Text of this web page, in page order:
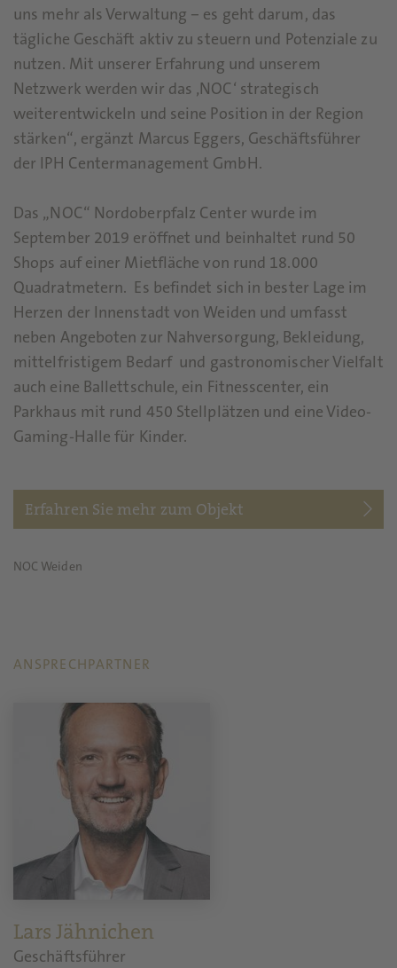
uns mehr als Verwaltung – es geht darum, das
tägliche Geschäft aktiv zu steuern und Potenziale zu
nutzen. Mit unserer Erfahrung und unserem
Netzwerk werden wir das ‚NOC‘ strategisch
weiterentwickeln und seine Position in der Region
stärken“, ergänzt Marcus Eggers, Geschäftsführer
der IPH Centermanagement GmbH.
Das „NOC“ Nordoberpfalz Center wurde im
September 2019 eröffnet und beinhaltet rund 50
Shops auf einer Mietfläche von rund 18.000
Quadratmetern. Es befindet sich in bester Lage im
Herzen der Innenstadt von Weiden und umfasst
neben Angeboten zur Nahversorgung, Bekleidung,
mittelfristigem Bedarf und gastronomischer Vielfalt
auch eine Ballettschule, ein Fitnesscenter, ein
Parkhaus mit rund 450 Stellplätzen und eine Video-
Gaming-Halle für Kinder.
Erfahren Sie mehr zum Objekt
NOC Weiden
ANSPRECHPARTNER
Lars Jähnichen
Geschäftsführer